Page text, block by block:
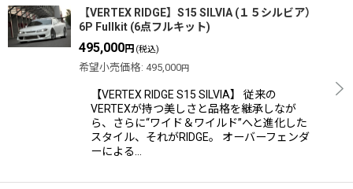
【VERTEX RIDGE】S15 SILVIA (１５シルビア）
6P Fullkit (6点フルキット)
495,000円 (税込)
希望小売価格: 495,000円
【VERTEX RIDGE S15 SILVIA】 従来の
VERTEXが持つ美しさと品格を継承しなが
ら、さらに“ワイド＆ワイルド”へと進化した
スタイル、それがRIDGE。 オーバーフェンダ
ーによる…